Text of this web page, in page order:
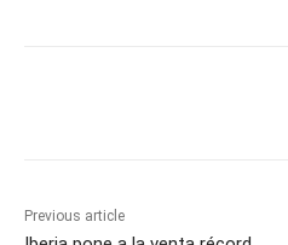
Previous article